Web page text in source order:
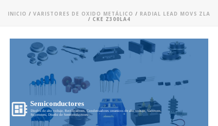
INICIO / VARISTORES DE OXIDO METÁLICO / RADIAL LEAD MOVS ZLA
/ CKE Z300LA4
Semiconductores
Diodos de alto voltaje, Rectificadores, Condensadores ceramicos de alto voltaje, Varistores,
Supresores, Diseño de Semiconductores...